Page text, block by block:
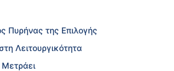
Πυρήνας της Επιλογής
Λειτουργικότητα
Μετράει